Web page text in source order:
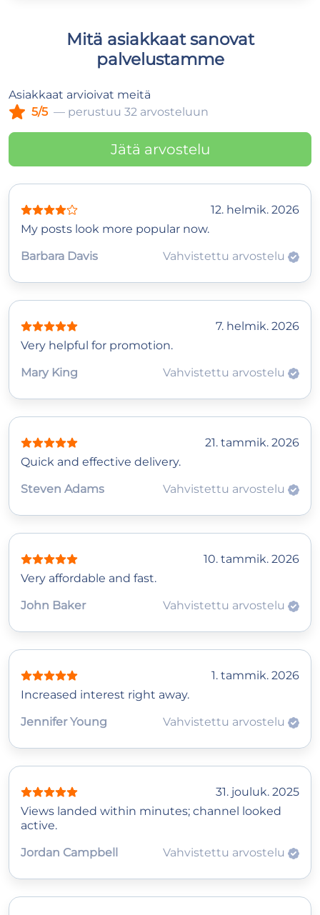
Mitä asiakkaat sanovat
palvelustamme
Asiakkaat arvioivat meitä
5/5 — perustuu 32 arvosteluun
Jätä arvostelu
12. helmik. 2026
My posts look more popular now.
Barbara Davis
Vahvistettu arvostelu
7. helmik. 2026
Very helpful for promotion.
Mary King
Vahvistettu arvostelu
21. tammik. 2026
Quick and effective delivery.
Steven Adams
Vahvistettu arvostelu
10. tammik. 2026
Very affordable and fast.
John Baker
Vahvistettu arvostelu
1. tammik. 2026
Increased interest right away.
Jennifer Young
Vahvistettu arvostelu
31. jouluk. 2025
Views landed within minutes; channel looked
active.
Jordan Campbell
Vahvistettu arvostelu